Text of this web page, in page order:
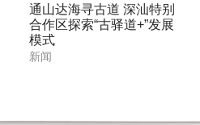
通山达海寻古道 深汕特别
合作区探索“古驿道+”发展
模式
新闻